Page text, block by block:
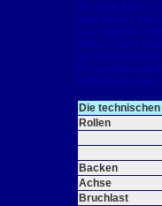
Die Holt Allen
eine lange
Das doppelte
einzusetzen.
Die
Die umfaßende
Rollenform eine
Die
Rollen
Backen
Achse
Bruchlast